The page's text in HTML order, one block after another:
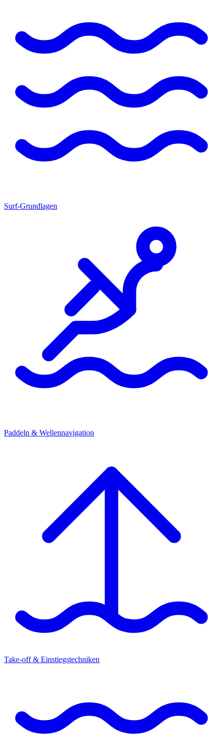
Surf-Grundlagen
Paddeln & Wellennavigation
Take-off & Einstiegstechniken